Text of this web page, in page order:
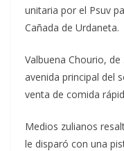
unitaria por el Psuv
Cañada de Urdaneta.
Valbuena Chourio,
avenida principal del
venta de comida
Medios zulianos
le disparó con una